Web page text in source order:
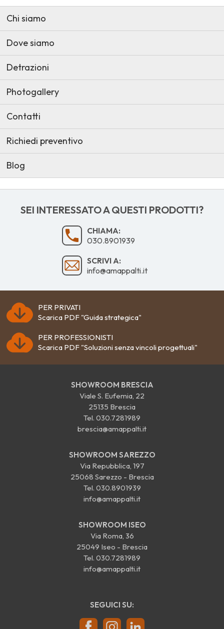
Chi siamo
Dove siamo
Detrazioni
Photogallery
Contatti
Richiedi preventivo
Blog
SEI INTERESSATO A QUESTI PRODOTTI?
CHIAMA:
030.8901939
SCRIVI A:
info@amappalti.it
PER PRIVATI
Scarica PDF "Guida strategica"
PER PROFESSIONISTI
Scarica PDF "Soluzioni senza vincoli progettuali"
SHOWROOM BRESCIA
Viale S. Eufemia, 22
25135 Brescia
Tel. 030.7281989
brescia@amappalti.it
SHOWROOM SAREZZO
Via Repubblica, 197
25068 Sarezzo - Brescia
Tel. 030.8901939
info@amappalti.it
SHOWROOM ISEO
Via Roma, 36
25049 Iseo - Brescia
Tel. 030.7281989
info@amappalti.it
SEGUICI SU: